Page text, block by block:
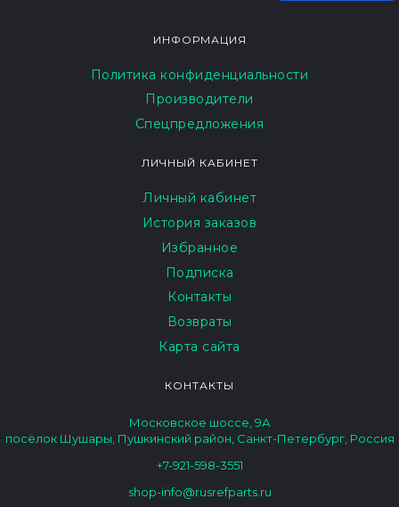
ИНФОРМАЦИЯ
Политика конфиденциальности
Производители
Спецпредложения
ЛИЧНЫЙ КАБИНЕТ
Личный кабинет
История заказов
Избранное
Подписка
Контакты
Возвраты
Карта сайта
КОНТАКТЫ
Московское шоссе, 9А
посёлок Шушары, Пушкинский район, Санкт-Петербург, Россия
+7-921-598-3551
shop-info@rusrefparts.ru